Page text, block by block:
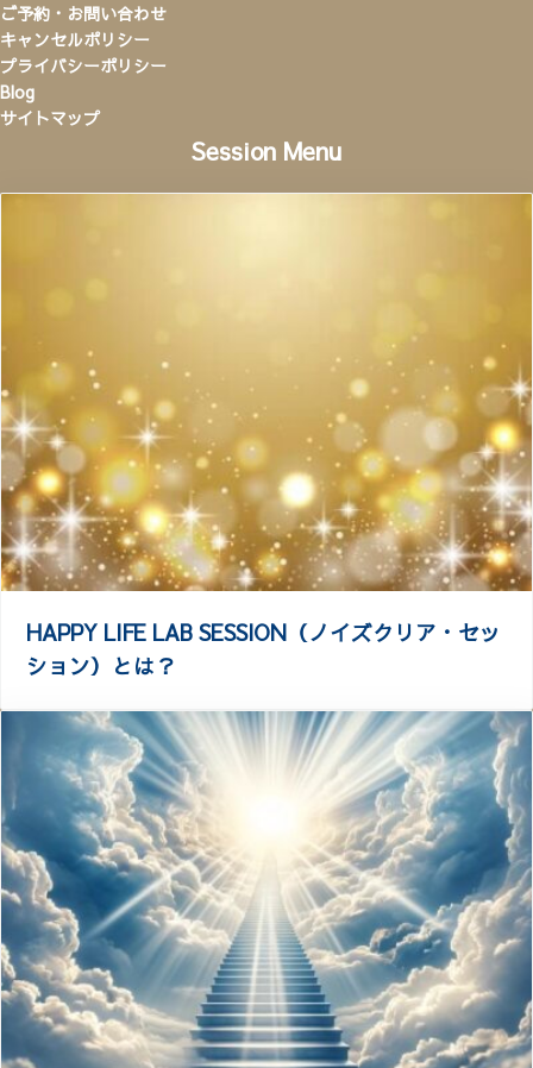
ご予約・お問い合わせ
キャンセルポリシー
プライバシーポリシー
Blog
サイトマップ
Session Menu
HAPPY LIFE LAB SESSION（ノイズクリア・セッ
ション）とは？